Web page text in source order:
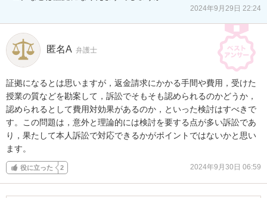
2024年9月29日 22:24
匿名A 弁護士
証拠になるとは思いますが，返金請求にかかる手間や費用，受けた
授業の質などを勘案して，訴訟でそもそも認められるのかどうか，
認められるとして費用対効果があるのか，といった検討はすべきで
す。この問題は，意外と理論的には検討を要する点が多い訴訟であ
り，果たして本人訴訟で対応できるかがポイントではないかと思い
ます。
役に立った 2 2024年9月30日 06:59